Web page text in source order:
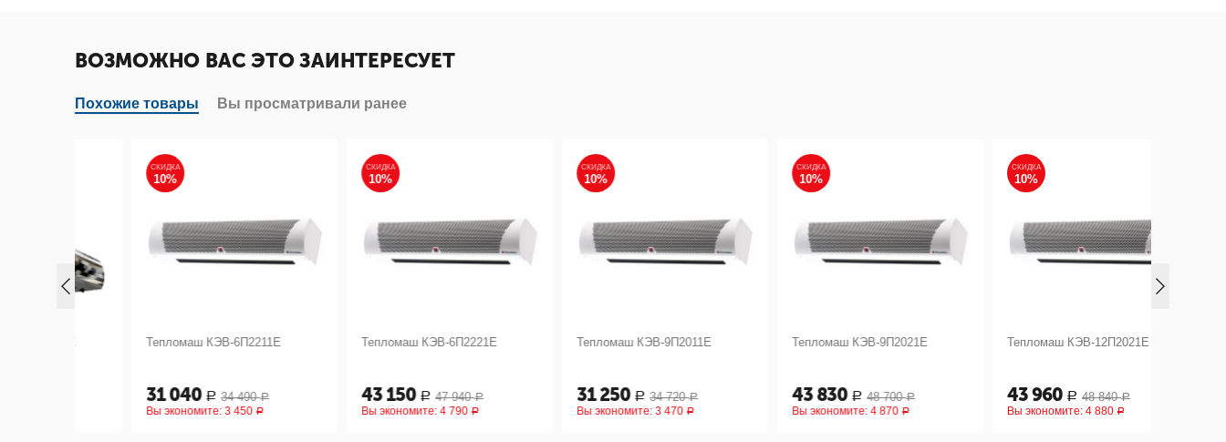
ВОЗМОЖНО ВАС ЭТО ЗАИНТЕРЕСУЕТ
Похожие товары Вы просматривали ранее
Тепломаш КЭВ-6П2211Е
31 040 Р 34 490 Р
Вы экономите:3 450 Р
Тепломаш КЭВ-6П2221Е
43 150 Р 47 940 Р
Вы экономите:4 790 Р
Тепломаш КЭВ-9П2011Е
31 250 Р 34 720 Р
Вы экономите:3 470 Р
Тепломаш КЭВ-9П2021Е
43 830 Р 48 700 Р
Вы экономите:4 870 Р
Тепломаш КЭВ-12П2021Е
43 960 Р 48 840 Р
Вы экономите:4 880 Р